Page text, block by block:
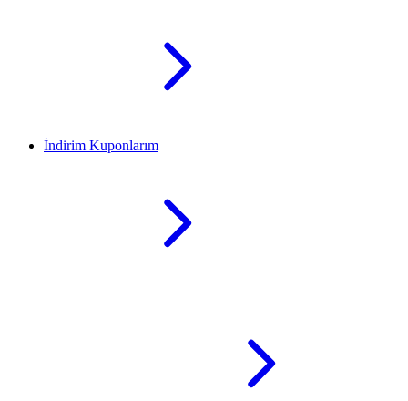
İndirim Kuponlarım